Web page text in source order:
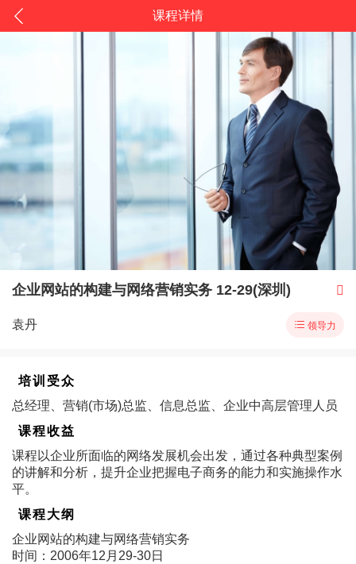
课程详情
企业网站的构建与网络营销实务 12-29(深圳) 
袁丹  领导力
培训受众
总经理、营销(市场)总监、信息总监、企业中高层管理人员
课程收益
课程以企业所面临的网络发展机会出发，通过各种典型案例
的讲解和分析，提升企业把握电子商务的能力和实施操作水
平。
课程大纲
企业网站的构建与网络营销实务
时间：2006年12月29-30日